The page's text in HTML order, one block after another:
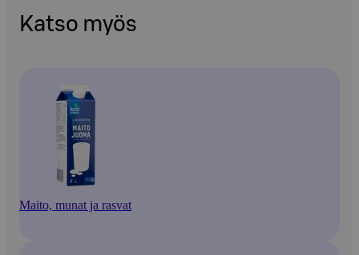
Katso myös
Maito, munat ja rasvat